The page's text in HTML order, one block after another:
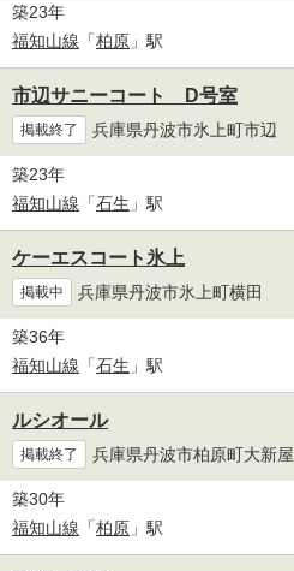
築23年
福知山線 「柏原 」駅
市辺サニーコート D号室
掲載終了 兵庫県丹波市氷上町市辺
築23年
福知山線 「石生 」駅
ケーエスコート氷上
掲載中 兵庫県丹波市氷上町横田
築36年
福知山線 「石生 」駅
ルシオール
掲載終了 兵庫県丹波市柏原町大新屋
築30年
福知山線 「柏原 」駅